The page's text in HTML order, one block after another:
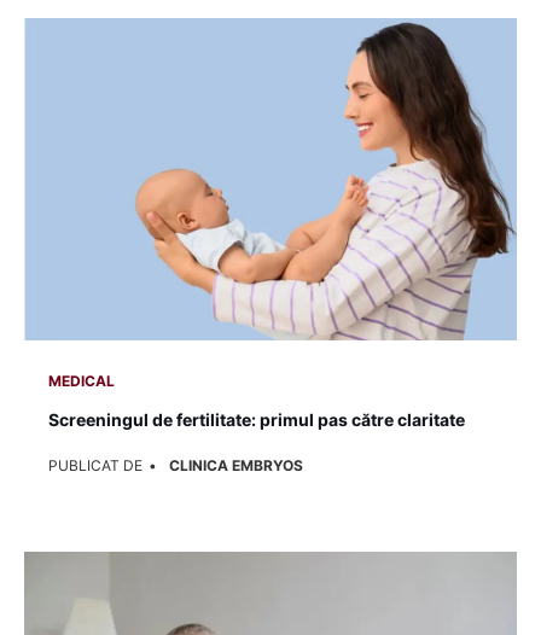
MEDICAL
Screeningul de fertilitate: primul pas către claritate
PUBLICAT DE CLINICA EMBRYOS